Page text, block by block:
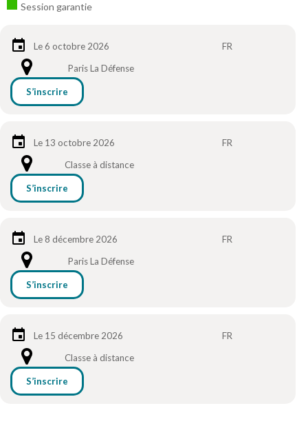
Session garantie
Le 6 octobre 2026
FR
Paris La Défense
S’inscrire
Le 13 octobre 2026
FR
Classe à distance
S’inscrire
Le 8 décembre 2026
FR
Paris La Défense
S’inscrire
Le 15 décembre 2026
FR
Classe à distance
S’inscrire